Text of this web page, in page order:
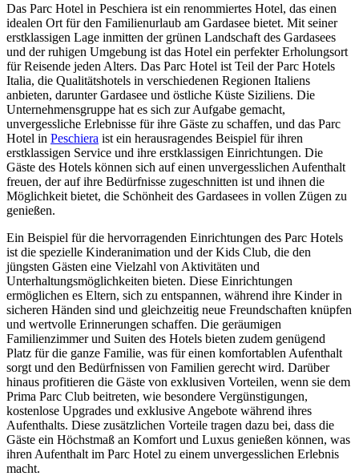
Das Parc Hotel in Peschiera ist ein renommiertes Hotel, das einen
idealen Ort für den Familienurlaub am Gardasee bietet. Mit seiner
erstklassigen Lage inmitten der grünen Landschaft des Gardasees
und der ruhigen Umgebung ist das Hotel ein perfekter Erholungsort
für Reisende jeden Alters. Das Parc Hotel ist Teil der Parc Hotels
Italia, die Qualitätshotels in verschiedenen Regionen Italiens
anbieten, darunter Gardasee und östliche Küste Siziliens. Die
Unternehmensgruppe hat es sich zur Aufgabe gemacht,
unvergessliche Erlebnisse für ihre Gäste zu schaffen, und das Parc
Hotel in Peschiera ist ein herausragendes Beispiel für ihren
erstklassigen Service und ihre erstklassigen Einrichtungen. Die
Gäste des Hotels können sich auf einen unvergesslichen Aufenthalt
freuen, der auf ihre Bedürfnisse zugeschnitten ist und ihnen die
Möglichkeit bietet, die Schönheit des Gardasees in vollen Zügen zu
genießen.
Ein Beispiel für die hervorragenden Einrichtungen des Parc Hotels
ist die spezielle Kinderanimation und der Kids Club, die den
jüngsten Gästen eine Vielzahl von Aktivitäten und
Unterhaltungsmöglichkeiten bieten. Diese Einrichtungen
ermöglichen es Eltern, sich zu entspannen, während ihre Kinder in
sicheren Händen sind und gleichzeitig neue Freundschaften knüpfen
und wertvolle Erinnerungen schaffen. Die geräumigen
Familienzimmer und Suiten des Hotels bieten zudem genügend
Platz für die ganze Familie, was für einen komfortablen Aufenthalt
sorgt und den Bedürfnissen von Familien gerecht wird. Darüber
hinaus profitieren die Gäste von exklusiven Vorteilen, wenn sie dem
Prima Parc Club beitreten, wie besondere Vergünstigungen,
kostenlose Upgrades und exklusive Angebote während ihres
Aufenthalts. Diese zusätzlichen Vorteile tragen dazu bei, dass die
Gäste ein Höchstmaß an Komfort und Luxus genießen können, was
ihren Aufenthalt im Parc Hotel zu einem unvergesslichen Erlebnis
macht.